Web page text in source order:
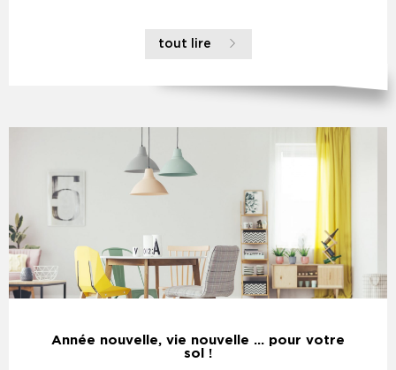
tout lire
Année nouvelle, vie nouvelle … pour votre
sol !